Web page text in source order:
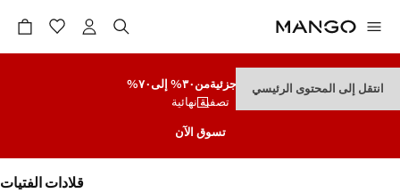
انتقل إلى المحتوى الرئيسيتنزيلات جزئيةمن٣٠% إلى٧٠%
تصفية نهائية
تسوق الآن
قلادات الفتيات